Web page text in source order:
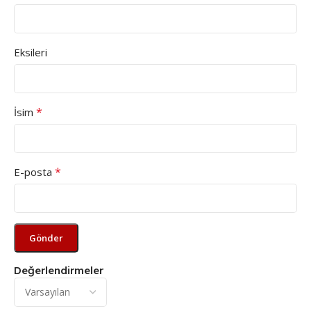
Değerlendirmeler
Eksileri
İsim *
E-posta *